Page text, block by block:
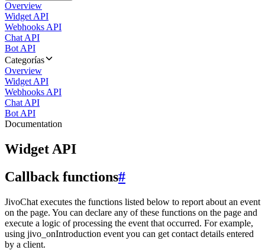
Overview
Widget API
Webhooks API
Chat API
Bot API
Categorías
Overview
Widget API
Webhooks API
Chat API
Bot API
Documentation
Widget API
Callback functions#
JivoChat executes the functions listed below to report about an event
on the page. You can declare any of these functions on the page and
execute a logic of processing the event that occurred. For example,
using jivo_onIntroduction event you can get contact details entered
by a client.